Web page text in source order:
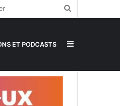
ET PODCASTS